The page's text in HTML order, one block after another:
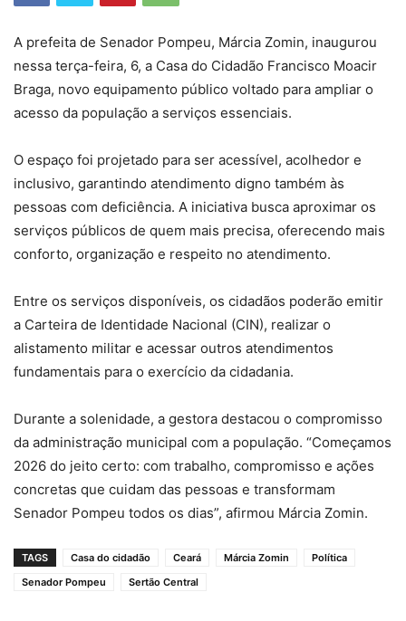
A prefeita de Senador Pompeu, Márcia Zomin, inaugurou
nessa terça-feira, 6, a Casa do Cidadão Francisco Moacir
Braga, novo equipamento público voltado para ampliar o
acesso da população a serviços essenciais.
O espaço foi projetado para ser acessível, acolhedor e
inclusivo, garantindo atendimento digno também às
pessoas com deficiência. A iniciativa busca aproximar os
serviços públicos de quem mais precisa, oferecendo mais
conforto, organização e respeito no atendimento.
Entre os serviços disponíveis, os cidadãos poderão emitir
a Carteira de Identidade Nacional (CIN), realizar o
alistamento militar e acessar outros atendimentos
fundamentais para o exercício da cidadania.
Durante a solenidade, a gestora destacou o compromisso
da administração municipal com a população. “Começamos
2026 do jeito certo: com trabalho, compromisso e ações
concretas que cuidam das pessoas e transformam
Senador Pompeu todos os dias”, afirmou Márcia Zomin.
TAGS Casa do cidadão Ceará Márcia Zomin
Política
Senador Pompeu
Sertão Central